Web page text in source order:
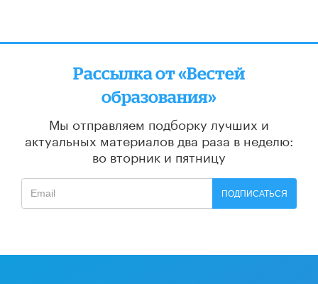
Рассылка от «Вестей
образования»
Мы отправляем подборку лучших и
актуальных материалов два раза в неделю:
во вторник и пятницу
ПОДПИСАТЬСЯ